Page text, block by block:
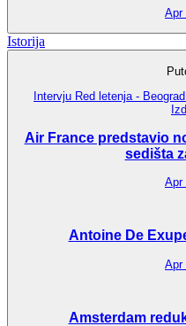
Apr
Istorija
Intervju Red letenja - Beograd
Air France predstavio
sedišta
Apr
Antoine De
Apr
Amsterdam